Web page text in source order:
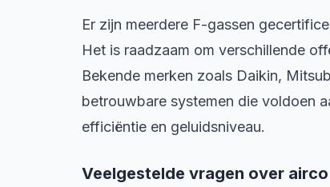
Er zijn meerdere F-gassen
Het is raadzaam om verschillende
Bekende merken zoals Daikin,
betrouwbare systemen die voldoen
efficiëntie en geluidsniveau.
Veelgestelde vragen over